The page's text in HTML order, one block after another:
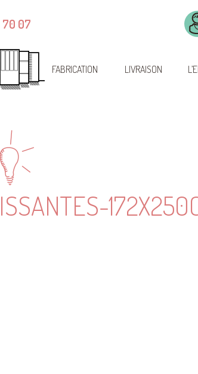
07
FABRICATION LIVRAISON